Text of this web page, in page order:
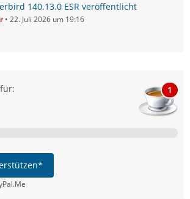
140.13.0 ESR veröffentlicht
22. Juli 2026 um 19:16
1